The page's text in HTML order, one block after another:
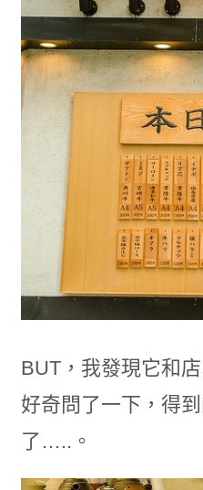
BUT，我發現它和
好奇問了一下，得
了…..。